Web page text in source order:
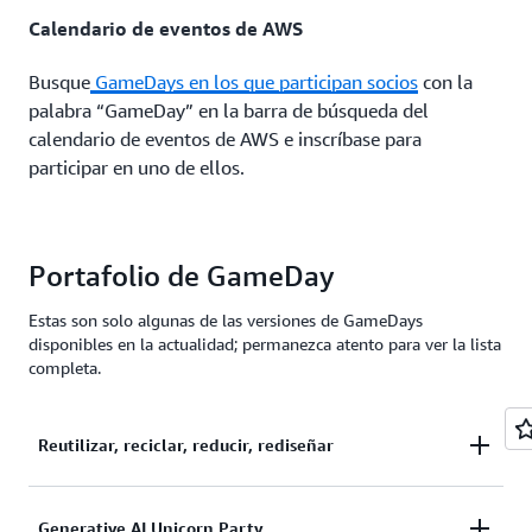
Calendario de eventos de AWS
Busque GameDays en los que participan socios con la
palabra “GameDay” en la barra de búsqueda del
calendario de eventos de AWS e inscríbase para
participar en uno de ellos.
Portafolio de GameDay
Estas son solo algunas de las versiones de GameDays
disponibles en la actualidad; permanezca atento para ver la lista
completa.
Reutilizar, reciclar, reducir, rediseñar